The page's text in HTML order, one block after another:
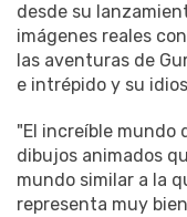
desde su
imágenes reales
las aventuras de
e intrépido y su
"El increíble mundo
dibujos animados
mundo similar a la
representa muy